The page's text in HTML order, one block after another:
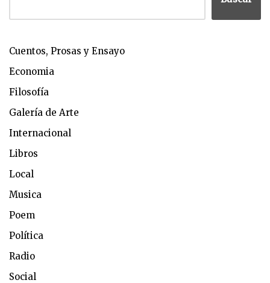
Cuentos, Prosas y Ensayo
Economia
Filosofía
Galería de Arte
Internacional
Libros
Local
Musica
Poem
Política
Radio
Social